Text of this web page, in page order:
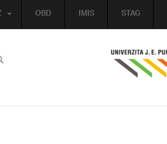
OBD IMIS STAG